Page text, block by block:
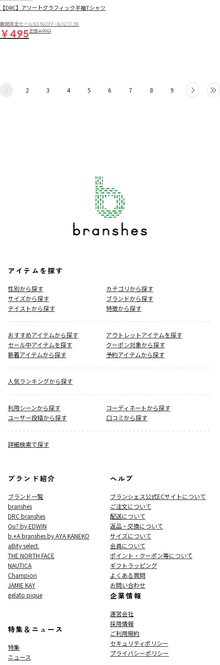
【DRC】アソートグラフィック半袖Tシャツ
期間限定セール50％OFF~8/12 11:59
￥495定価￥990
2 3 4 5 6 7 8 9
アイテムを探す
性別から探す
カテゴリから探す
サイズから探す
ブランドから探す
テイストから探す
特徴から探す
おすすめアイテムから探す
アウトレットアイテムを探す
セール中アイテムを探す
クーポン対象から探す
新着アイテムから探す
予約アイテムから探す
人気ランキングから探す
利用シーンから探す
コーディネートから探す
ユーザー投稿から探す
口コミから探す
詳細検索で探す
ブランド紹介
ブランド一覧
branshes
DRC branshes
Ou? by EDWIN
b.+A branshes by AYA KANEKO
aBity select.
THE NORTH FACE
NAUTICA
Champion
JAMIE KAY
gelato pique
特集＆ニュース
特集
ニュース
ヘルプ
ブランシェス公式ECサイトについて
ご注文について
配送について
返品・交換について
サイズについて
会員について
ポイント・クーポン等について
ギフトラッピング
よくある質問
お問い合わせ
企業情報
運営会社
採用情報
ご利用規約
セキュリティポリシー
プライバシーポリシー